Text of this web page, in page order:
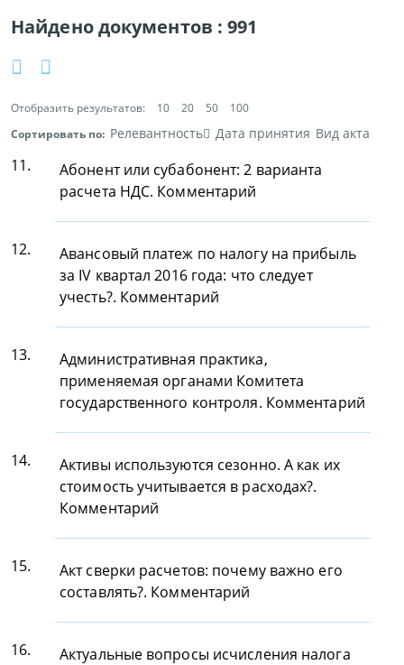
Найдено документов :991
Отобразить результатов: 10 20 50
100
Сортировать по: Релевантность Дата принятия Вид акта
11.
Абонент или субабонент: 2 варианта
расчета НДС. Комментарий
12.
Авансовый платеж по налогу на прибыль
за IV квартал 2016 года: что следует
учесть?. Комментарий
13.
Административная практика,
применяемая органами Комитета
государственного контроля. Комментарий
14.
Активы используются сезонно. А как их
стоимость учитывается в расходах?.
Комментарий
15.
Акт сверки расчетов: почему важно его
составлять?. Комментарий
16.
Актуальные вопросы исчисления налога